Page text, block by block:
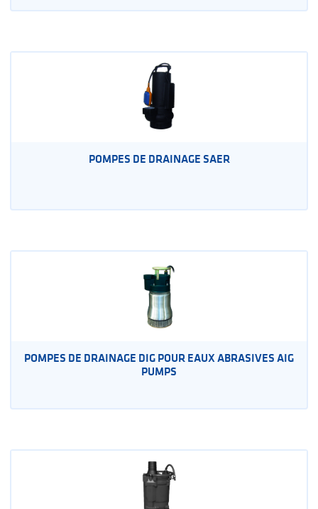
POMPES DE DRAINAGE SAER
POMPES DE DRAINAGE DIG POUR EAUX ABRASIVES AIG
PUMPS